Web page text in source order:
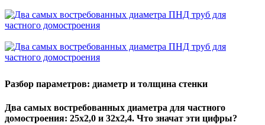
Разбор параметров: диаметр и толщина стенки
Два самых востребованных диаметра для частного
домостроения: 25х2,0 и 32х2,4. Что значат эти цифры?